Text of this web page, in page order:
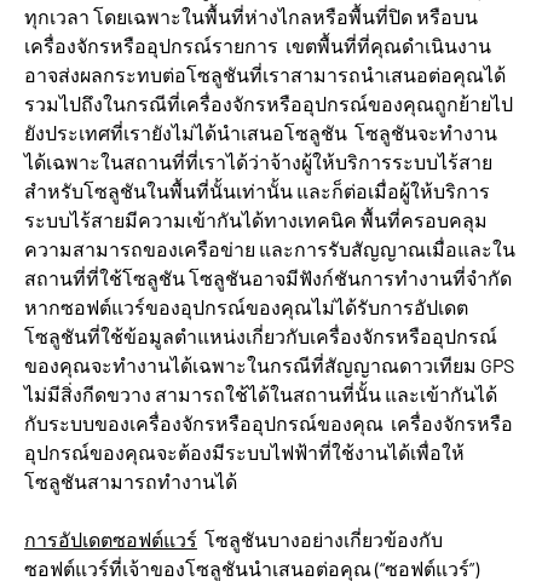
ทุกเวลา โดยเฉพาะในพื้นที่ห่างไกลหรือพื้นที่ปิด หรือบน
เครื่องจักรหรืออุปกรณ์รายการ เขตพื้นที่ที่คุณดำเนินงาน
อาจส่งผลกระทบต่อโซลูชันที่เราสามารถนำเสนอต่อคุณได้
รวมไปถึงในกรณีที่เครื่องจักรหรืออุปกรณ์ของคุณถูกย้ายไป
ยังประเทศที่เรายังไม่ได้นำเสนอโซลูชัน โซลูชันจะทำงาน
ได้เฉพาะในสถานที่ที่เราได้ว่าจ้างผู้ให้บริการระบบไร้สาย
สำหรับโซลูชันในพื้นที่นั้นเท่านั้น และก็ต่อเมื่อผู้ให้บริการ
ระบบไร้สายมีความเข้ากันได้ทางเทคนิค พื้นที่ครอบคลุม
ความสามารถของเครือข่าย และการรับสัญญาณเมื่อและใน
สถานที่ที่ใช้โซลูชัน โซลูชันอาจมีฟังก์ชันการทำงานที่จำกัด
หากซอฟต์แวร์ของอุปกรณ์ของคุณไม่ได้รับการอัปเดต
โซลูชันที่ใช้ข้อมูลตำแหน่งเกี่ยวกับเครื่องจักรหรืออุปกรณ์
ของคุณจะทำงานได้เฉพาะในกรณีที่สัญญาณดาวเทียม GPS
ไม่มีสิ่งกีดขวาง สามารถใช้ได้ในสถานที่นั้น และเข้ากันได้
กับระบบของเครื่องจักรหรืออุปกรณ์ของคุณ เครื่องจักรหรือ
อุปกรณ์ของคุณจะต้องมีระบบไฟฟ้าที่ใช้งานได้เพื่อให้
โซลูชันสามารถทำงานได้
การอัปเดตซอฟต์แวร์ โซลูชันบางอย่างเกี่ยวข้องกับ
ซอฟต์แวร์ที่เจ้าของโซลูชันนำเสนอต่อคุณ (“ซอฟต์แวร์”)